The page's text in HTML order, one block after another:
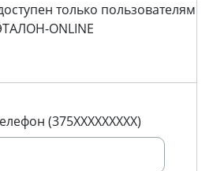
только пользователям
ONLINE
(375XXXXXXXXX)